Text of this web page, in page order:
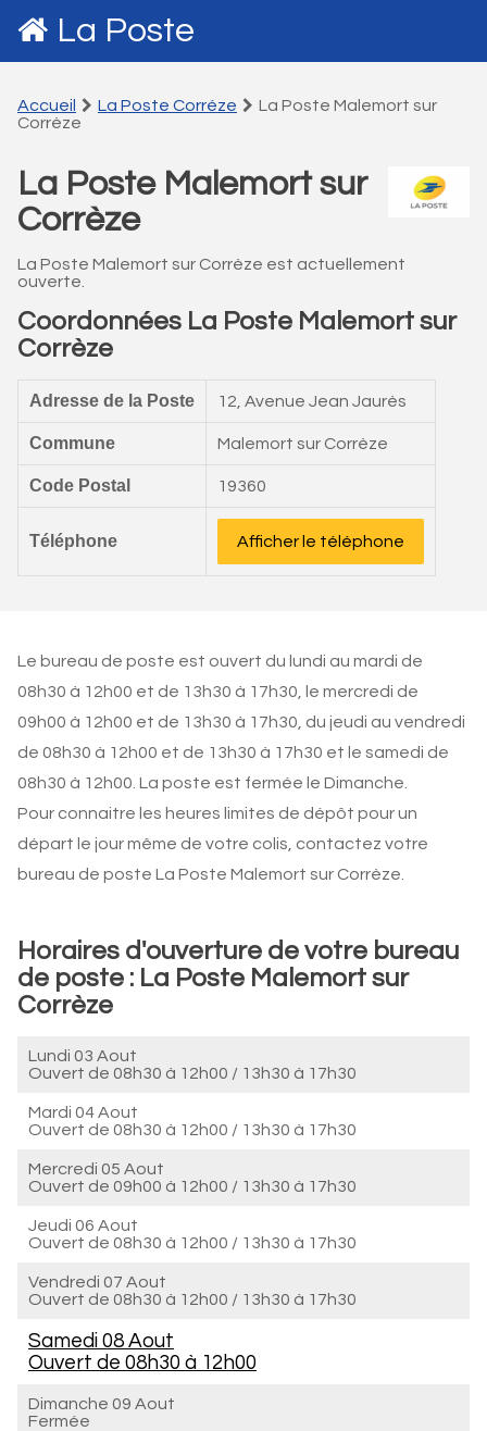
La Poste
Accueil La Poste Corréze
La Poste Malemort sur
Corrèze
La Poste Malemort sur
Corrèze
La Poste Malemort sur Corrèze est actuellement
ouverte.
Coordonnées La Poste Malemort sur
Corrèze
Adresse de la Poste 12, Avenue Jean Jaurès
Commune Malemort sur Corrèze
Code Postal 19360
Téléphone Afficher le téléphone
Le bureau de poste est ouvert du lundi au mardi de
08h30 à 12h00 et de 13h30 à 17h30, le mercredi de
09h00 à 12h00 et de 13h30 à 17h30, du jeudi au vendredi
de 08h30 à 12h00 et de 13h30 à 17h30 et le samedi de
08h30 à 12h00. La poste est fermée le Dimanche.
Pour connaitre les heures limites de dépôt pour un
départ le jour même de votre colis, contactez votre
bureau de poste La Poste Malemort sur Corrèze.
Horaires d'ouverture de votre bureau
de poste : La Poste Malemort sur
Corrèze
Lundi 03 Aout
Ouvert de 08h30 à 12h00 / 13h30 à 17h30
Mardi 04 Aout
Ouvert de 08h30 à 12h00 / 13h30 à 17h30
Mercredi 05 Aout
Ouvert de 09h00 à 12h00 / 13h30 à 17h30
Jeudi 06 Aout
Ouvert de 08h30 à 12h00 / 13h30 à 17h30
Vendredi 07 Aout
Ouvert de 08h30 à 12h00 / 13h30 à 17h30
Samedi 08 Aout
Ouvert de 08h30 à 12h00
Dimanche 09 Aout
Fermée